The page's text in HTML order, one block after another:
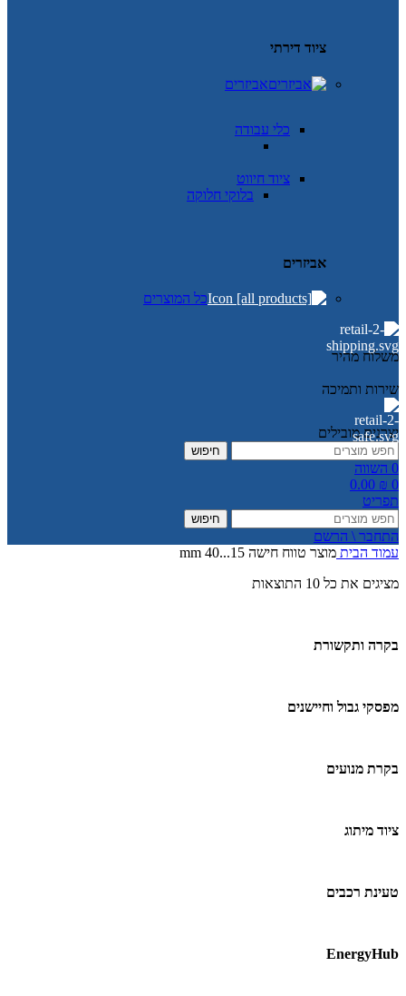
ציוד דירתי
אביזרים
כלי עבודה
ציוד חיווט
בלוקי חלוקה
אביזרים
כל המוצרים
משלוח מהיר
שירות ותמיכה
יצרנים מובילים
חיפוש
0 השווה
0
0.00 ₪
תפריט
חיפוש
התחבר \ הרשם
עמוד הבית מוצר טווח חישה 15...40 mm
מציגים את כל ⁦10⁩ התוצאות
בקרה ותקשורת
מפסקי גבול וחיישנים
בקרת מנועים
ציוד מיתוג
טעינת רכבים
EnergyHub